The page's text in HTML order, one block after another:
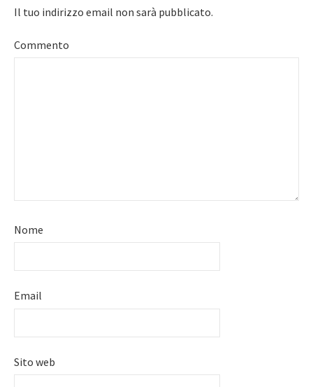
Il tuo indirizzo email non sarà pubblicato.
Commento
Nome
Email
Sito web